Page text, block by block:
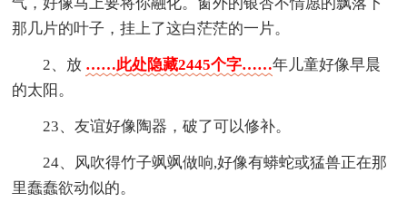
那几片的叶子，挂上了这白茫茫的一片。
2、放 ……此处隐藏2445个字……年儿童好像早晨
的太阳。
23、友谊好像陶器，破了可以修补。
24、风吹得竹子飒飒做响,好像有蟒蛇或猛兽正在那
里蠢蠢欲动似的。